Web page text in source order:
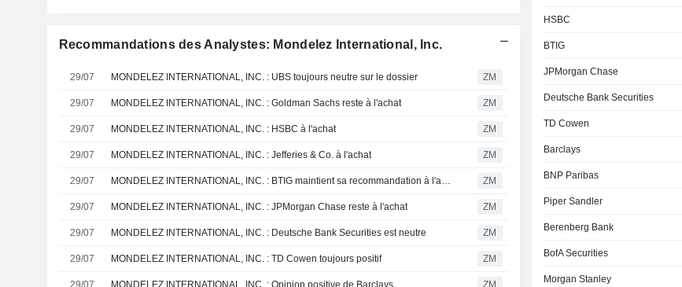
Recommandations des Analystes: Mondelez International, Inc.
29/07 MONDELEZ INTERNATIONAL, INC. : UBS toujours neutre sur le dossier ZM
29/07 MONDELEZ INTERNATIONAL, INC. : Goldman Sachs reste à l'achat ZM
29/07 MONDELEZ INTERNATIONAL, INC. : HSBC à l'achat ZM
29/07 MONDELEZ INTERNATIONAL, INC. : Jefferies & Co. à l'achat ZM
29/07 MONDELEZ INTERNATIONAL, INC. : BTIG maintient sa recommandation à l'achat ZM
29/07 MONDELEZ INTERNATIONAL, INC. : JPMorgan Chase reste à l'achat ZM
29/07 MONDELEZ INTERNATIONAL, INC. : Deutsche Bank Securities est neutre ZM
29/07 MONDELEZ INTERNATIONAL, INC. : TD Cowen toujours positif ZM
29/07 MONDELEZ INTERNATIONAL, INC. : Opinion positive de Barclays ZM
HSBC
BTIG
JPMorgan Chase
Deutsche Bank Securities
TD Cowen
Barclays
BNP Paribas
Piper Sandler
Berenberg Bank
BofA Securities
Morgan Stanley